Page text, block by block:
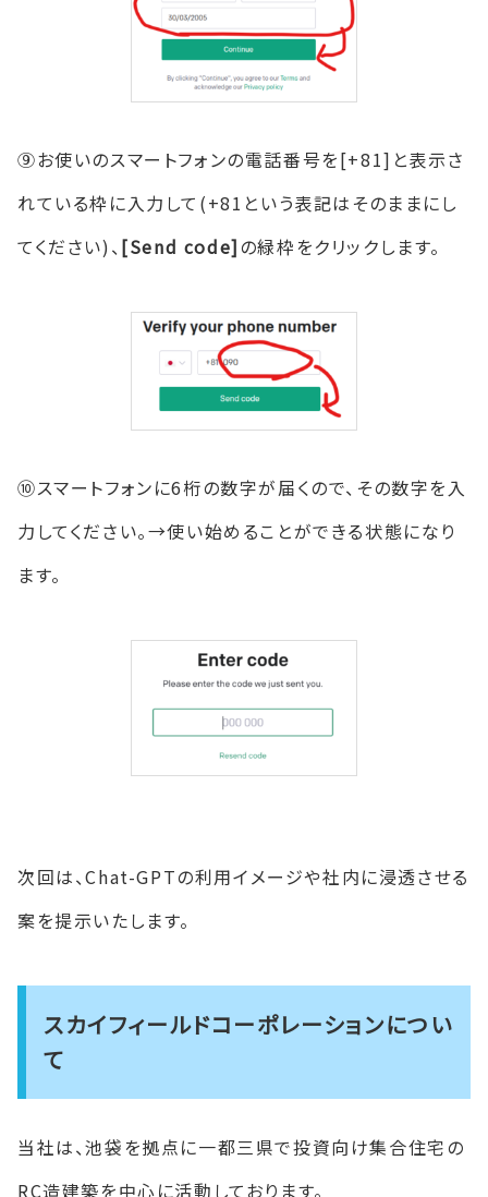
⑨お使いのスマートフォンの電話番号を[+81]と表示さ
れている枠に入力して(+81という表記はそのままにし
てください)、[Send code]の緑枠をクリックします。
⑩スマートフォンに6桁の数字が届くので、その数字を入
力してください。→使い始めることができる状態になり
ます。
次回は、Chat-GPTの利用イメージや社内に浸透させる
案を提示いたします。
スカイフィールドコーポレーションについ
て
当社は、池袋を拠点に一都三県で投資向け集合住宅の
RC造建築を中心に活動しております。